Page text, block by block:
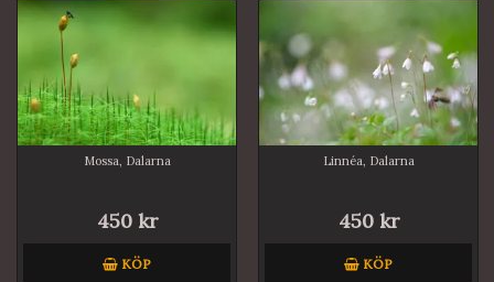
Mossa, Dalarna
450 kr
KÖP
Linnéa, Dalarna
450 kr
KÖP